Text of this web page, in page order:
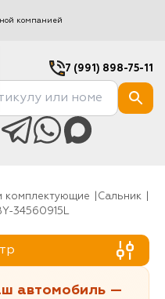
компанией
7 (991) 898-75-11
комплектующие
Сальник
34560915L
автомобиль —